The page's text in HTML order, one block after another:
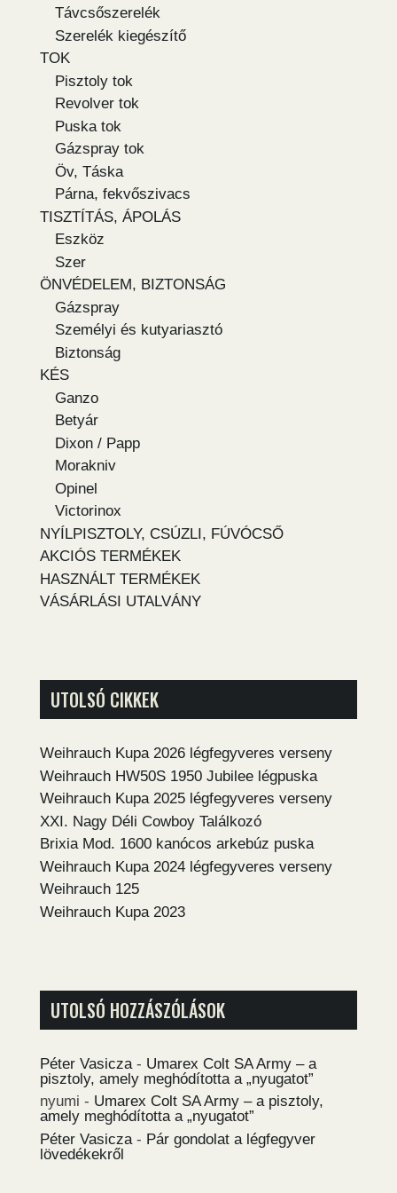
Távcsőszerelék
Szerelék kiegészítő
TOK
Pisztoly tok
Revolver tok
Puska tok
Gázspray tok
Öv, Táska
Párna, fekvőszivacs
TISZTÍTÁS, ÁPOLÁS
Eszköz
Szer
ÖNVÉDELEM, BIZTONSÁG
Gázspray
Személyi és kutyariasztó
Biztonság
KÉS
Ganzo
Betyár
Dixon / Papp
Morakniv
Opinel
Victorinox
NYÍLPISZTOLY, CSÚZLI, FÚVÓCSŐ
AKCIÓS TERMÉKEK
HASZNÁLT TERMÉKEK
VÁSÁRLÁSI UTALVÁNY
UTOLSÓ CIKKEK
Weihrauch Kupa 2026 légfegyveres verseny
Weihrauch HW50S 1950 Jubilee légpuska
Weihrauch Kupa 2025 légfegyveres verseny
XXI. Nagy Déli Cowboy Találkozó
Brixia Mod. 1600 kanócos arkebúz puska
Weihrauch Kupa 2024 légfegyveres verseny
Weihrauch 125
Weihrauch Kupa 2023
UTOLSÓ HOZZÁSZÓLÁSOK
Péter Vasicza - Umarex Colt SA Army – a
pisztoly, amely meghódította a „nyugatot”
nyumi - Umarex Colt SA Army – a pisztoly,
amely meghódította a „nyugatot”
Péter Vasicza - Pár gondolat a légfegyver
lövedékekről